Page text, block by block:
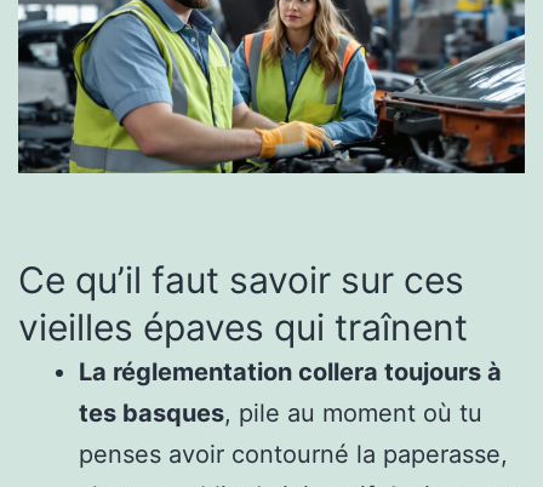
Ce qu’il faut savoir sur ces
vieilles épaves qui traînent
La réglementation collera toujours à
tes basques, pile au moment où tu
penses avoir contourné la paperasse,